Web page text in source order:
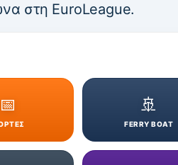
στη EuroLeague.
📅 🚢
FERRY BOAT